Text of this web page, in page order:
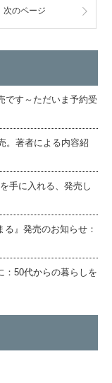
次のページ
です～ただいま予約受
。著者による内容紹
手に入れる、発売し
』発売のお知らせ：
：50代からの暮らしを